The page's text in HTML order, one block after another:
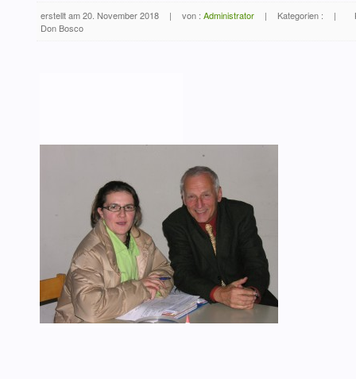
erstellt am 20. November 2018 | von : Administrator | Kategorien : |
Don Bosco